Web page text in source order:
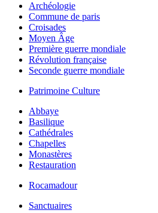
Archéologie
Commune de paris
Croisades
Moyen Âge
Première guerre mondiale
Révolution française
Seconde guerre mondiale
Patrimoine Culture
Abbaye
Basilique
Cathédrales
Chapelles
Monastères
Restauration
Rocamadour
Sanctuaires